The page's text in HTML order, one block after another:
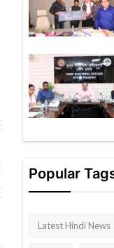
Popular
Latest Hindi News